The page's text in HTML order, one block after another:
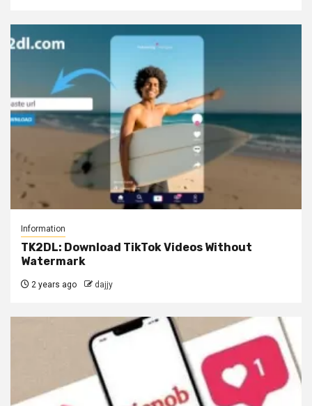
Information
TK2DL: Download TikTok Videos Without
Watermark
2 years ago dajjy